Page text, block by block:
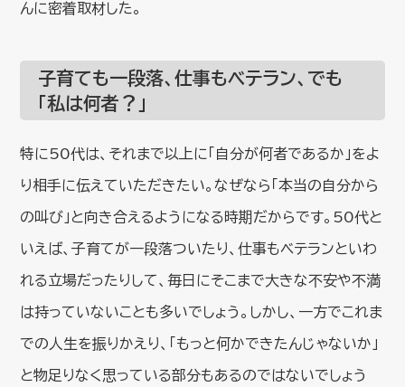
んに密着取材した。
子育ても一段落、仕事もベテラン、でも
「私は何者？」
特に50代は、それまで以上に「自分が何者であるか」をよ
り相手に伝えていただきたい。なぜなら「本当の自分から
の叫び」と向き合えるようになる時期だからです。50代と
いえば、子育てが一段落ついたり、仕事もベテランといわ
れる立場だったりして、毎日にそこまで大きな不安や不満
は持っていないことも多いでしょう。しかし、一方でこれま
での人生を振りかえり、「もっと何かできたんじゃないか」
と物足りなく思っている部分もあるのではないでしょう